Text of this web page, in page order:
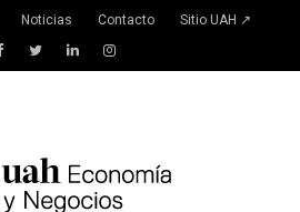
Noticias Contacto Sitio UAH ↗
FacebookTwitterLinkedInInstagram